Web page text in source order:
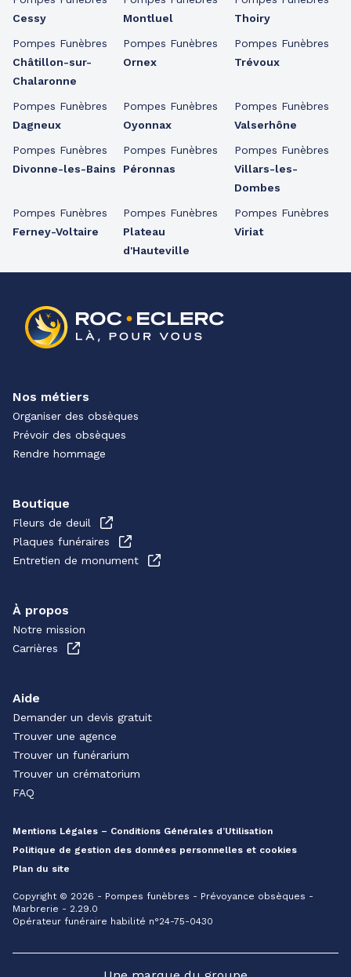
Cessy
Pompes Funèbres
Châtillon-sur-
Chalaronne
Pompes Funèbres
Dagneux
Pompes Funèbres
Divonne-les-Bains
Pompes Funèbres
Ferney-Voltaire
Montluel
Pompes Funèbres
Ornex
Pompes Funèbres
Oyonnax
Pompes Funèbres
Péronnas
Pompes Funèbres
Plateau
d'Hauteville
Thoiry
Pompes Funèbres
Trévoux
Pompes Funèbres
Valserhône
Pompes Funèbres
Villars-les-
Dombes
Pompes Funèbres
Viriat
Nos métiers
Organiser des obsèques
Prévoir des obsèques
Rendre hommage
Boutique
Fleurs de deuil
Plaques funéraires
Entretien de monument
À propos
Notre mission
Carrières
Aide
Demander un devis gratuit
Trouver une agence
Trouver un funérarium
Trouver un crématorium
FAQ
Mentions Légales – Conditions Générales d’Utilisation
Politique de gestion des données personnelles et cookies
Plan du site
Copyright © 2026 - Pompes funèbres - Prévoyance obsèques -
Marbrerie - 2.29.0
Opérateur funéraire habilité n°24-75-0430